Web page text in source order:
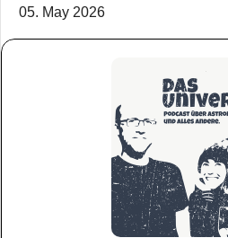
05. May 2026